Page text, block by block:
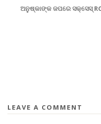
ଅନୁଷ୍କାଙ୍କ ଜପରେ ସକ୍ସେସ୍
LEAVE A COMMENT